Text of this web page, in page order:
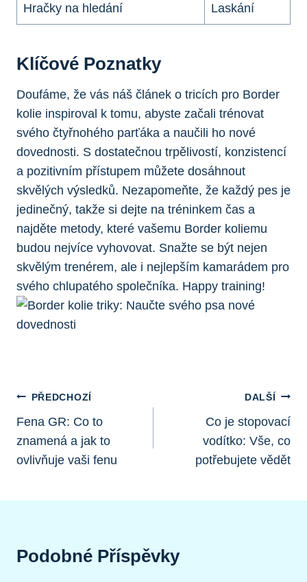
Hračky na hledání Laskání
Klíčové Poznatky
Doufáme, že vás náš článek o tricích pro Border
kolie inspiroval k tomu, abyste začali trénovat
svého čtyřnohého parťáka a naučili ho nové
dovednosti. S dostatečnou trpělivostí, konzistencí
a pozitivním přístupem můžete dosáhnout
skvělých výsledků. Nezapomeňte, že každý pes je
jedinečný, takže si dejte na tréninkem čas a
najděte metody, které vašemu Border koliemu
budou nejvíce vyhovovat. Snažte se být nejen
skvělým trenérem, ale i nejlepším kamarádem pro
svého chlupatého společníka. Happy training!
Navigace
Pro
Příspěvek
PŘEDCHOZÍ
Fena GR: Co to
znamená a jak to
ovlivňuje vaši fenu
DALŠÍ
Co je stopovací
vodítko: Vše, co
potřebujete vědět
Podobné Příspěvky